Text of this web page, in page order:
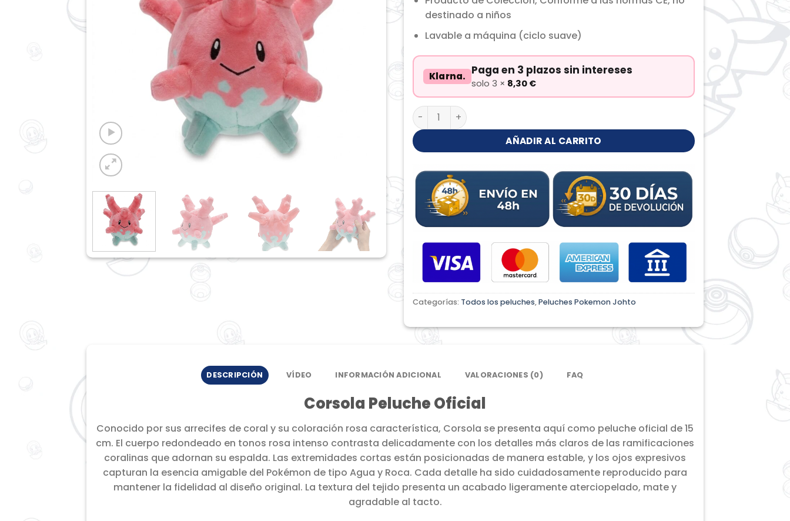
destinado a niños
Lavable a máquina (ciclo suave)
Klarna. Paga en 3 plazos sin intereses
solo 3 × 8,30 €
Corsola Peluche cantidad
AÑADIR AL CARRITO
Categorías: Todos los peluches,Peluches Pokemon Johto
DESCRIPCIÓN VÍDEO INFORMACIÓN ADICIONAL VALORACIONES (0) FAQ
Corsola Peluche Oficial
Conocido por sus arrecifes de coral y su coloración rosa característica, Corsola se presenta aquí como peluche oficial de 15
cm. El cuerpo redondeado en tonos rosa intenso contrasta delicadamente con los detalles más claros de las ramificaciones
coralinas que adornan su espalda. Las extremidades cortas están posicionadas de manera estable, y los ojos expresivos
capturan la esencia amigable del Pokémon de tipo Agua y Roca. Cada detalle ha sido cuidadosamente reproducido para
mantener la fidelidad al diseño original. La textura del tejido presenta un acabado ligeramente aterciopelado, mate y
agradable al tacto.